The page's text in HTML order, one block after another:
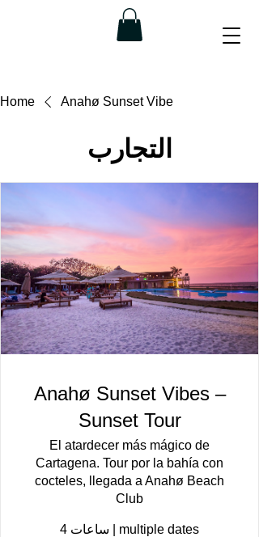
Home Anahø Sunset Vibe
التجارب
Anahø Sunset Vibes –
Sunset Tour
El atardecer más mágico de
Cartagena. Tour por la bahía con
cocteles, llegada a Anahø Beach
Club
multiple dates